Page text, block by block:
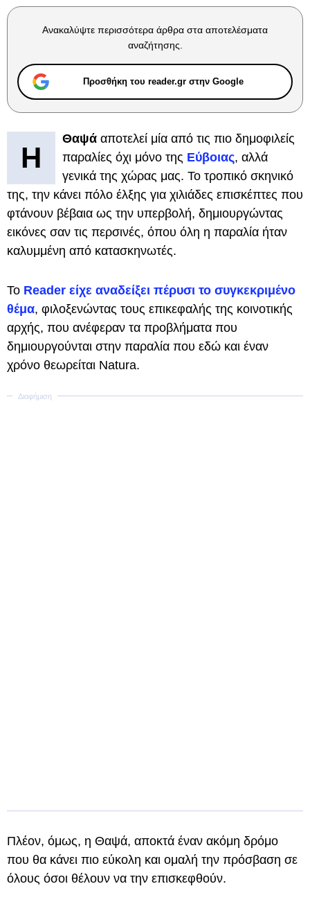
Ανακαλύψτε περισσότερα άρθρα στα αποτελέσματα
αναζήτησης.
Προσθήκη του reader.gr στην Google
Η
Θαψά αποτελεί μία από τις πιο δημοφιλείς
παραλίες όχι μόνο της Εύβοιας, αλλά
γενικά της χώρας μας. Το τροπικό σκηνικό
της, την κάνει πόλο έλξης για χιλιάδες επισκέπτες που
φτάνουν βέβαια ως την υπερβολή, δημιουργώντας
εικόνες σαν τις περσινές, όπου όλη η παραλία ήταν
καλυμμένη από κατασκηνωτές.
Το Reader είχε αναδείξει πέρυσι το συγκεκριμένο
θέμα, φιλοξενώντας τους επικεφαλής της κοινοτικής
αρχής, που ανέφεραν τα προβλήματα που
δημιουργούνται στην παραλία που εδώ και έναν
χρόνο θεωρείται Natura.
Πλέον, όμως, η Θαψά, αποκτά έναν ακόμη δρόμο
που θα κάνει πιο εύκολη και ομαλή την πρόσβαση σε
όλους όσοι θέλουν να την επισκεφθούν.